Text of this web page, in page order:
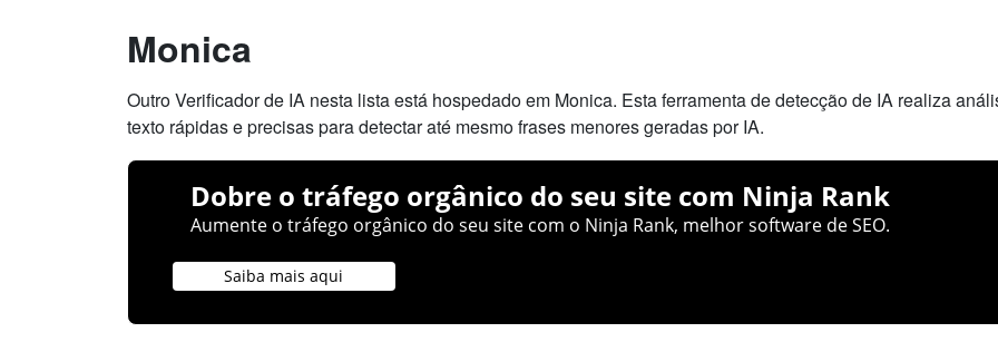
Monica
Outro Verificador de IA nesta lista está hospedado em Monica. Esta ferramenta de detecção de IA realiza
texto rápidas e precisas para detectar até mesmo frases menores geradas por IA.
Dobre o tráfego orgânico do seu site com Ninja Rank
Aumente o tráfego orgânico do seu site com o Ninja Rank, melhor software de SEO.
Saiba mais aqui